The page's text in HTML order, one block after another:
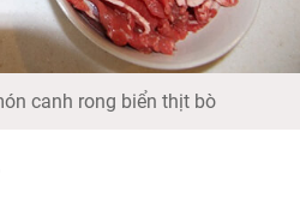
canh rong biển thịt bò